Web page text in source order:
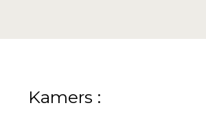
Kamers :